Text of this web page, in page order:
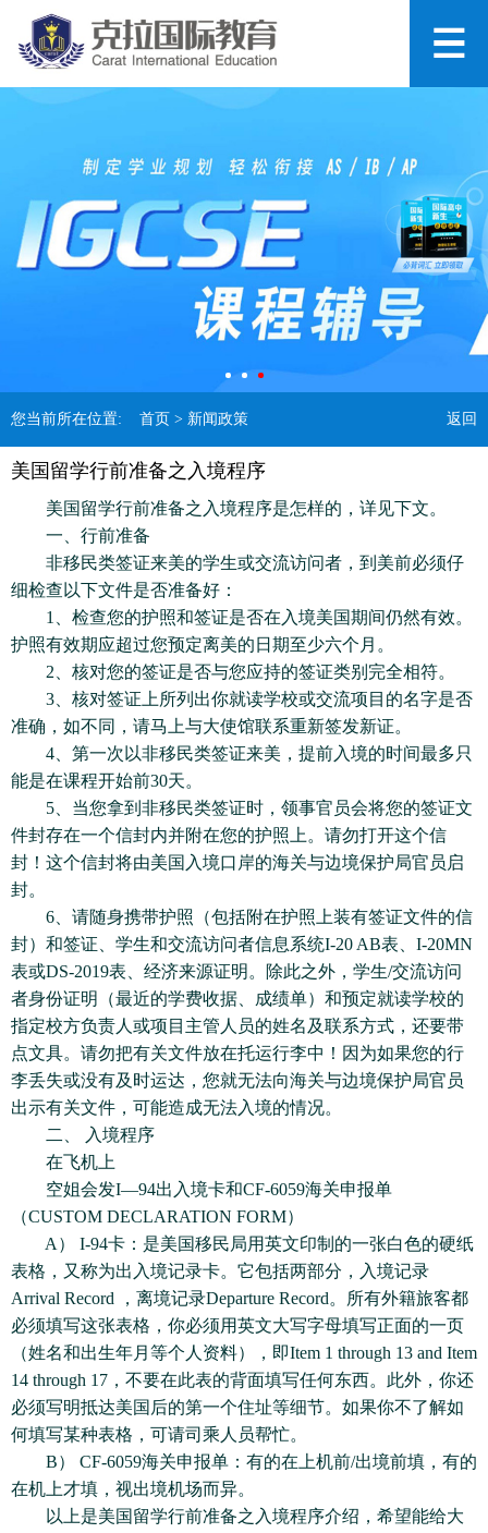
您当前所在位置: 首页 > 新闻政策 返回
美国留学行前准备之入境程序
美国留学行前准备之入境程序是怎样的，详见下文。
一、行前准备
非移民类签证来美的学生或交流访问者，到美前必须仔
细检查以下文件是否准备好：
1、检查您的护照和签证是否在入境美国期间仍然有效。
护照有效期应超过您预定离美的日期至少六个月。
2、核对您的签证是否与您应持的签证类别完全相符。
3、核对签证上所列出你就读学校或交流项目的名字是否
准确，如不同，请马上与大使馆联系重新签发新证。
4、第一次以非移民类签证来美，提前入境的时间最多只
能是在课程开始前30天。
5、当您拿到非移民类签证时，领事官员会将您的签证文
件封存在一个信封内并附在您的护照上。请勿打开这个信
封！这个信封将由美国入境口岸的海关与边境保护局官员启
封。
6、请随身携带护照（包括附在护照上装有签证文件的信
封）和签证、学生和交流访问者信息系统I-20 AB表、I-20MN
表或DS-2019表、经济来源证明。除此之外，学生/交流访问
者身份证明（最近的学费收据、成绩单）和预定就读学校的
指定校方负责人或项目主管人员的姓名及联系方式，还要带
点文具。请勿把有关文件放在托运行李中！因为如果您的行
李丢失或没有及时运达，您就无法向海关与边境保护局官员
出示有关文件，可能造成无法入境的情况。
二、 入境程序
在飞机上
空姐会发I—94出入境卡和CF-6059海关申报单
（CUSTOM DECLARATION FORM）
A） I-94卡：是美国移民局用英文印制的一张白色的硬纸
表格，又称为出入境记录卡。它包括两部分，入境记录
Arrival Record ，离境记录Departure Record。所有外籍旅客都
必须填写这张表格，你必须用英文大写字母填写正面的一页
（姓名和出生年月等个人资料），即Item 1 through 13 and Item
14 through 17，不要在此表的背面填写任何东西。此外，你还
必须写明抵达美国后的第一个住址等细节。如果你不了解如
何填写某种表格，可请司乘人员帮忙。
B） CF-6059海关申报单：有的在上机前/出境前填，有的
在机上才填，视出境机场而异。
以上是美国留学行前准备之入境程序介绍，希望能给大